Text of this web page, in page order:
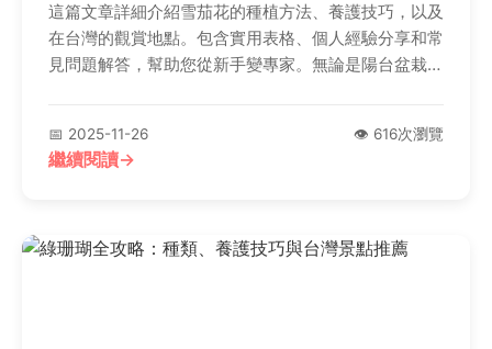
這篇文章詳細介紹雪茄花的種植方法、養護技巧，以及
在台灣的觀賞地點。包含實用表格、個人經驗分享和常
見問題解答，幫助您從新手變專家。無論是陽台盆栽還
📅 2025-11-26 👁️ 616次瀏覽
繼續閱讀